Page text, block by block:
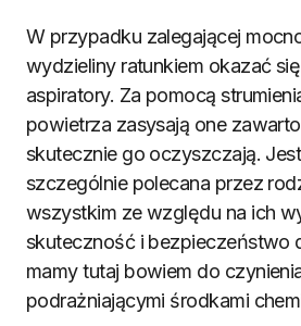
W przypadku zalegającej
wydzieliny ratunkiem okazać
aspiratory. Za pomocą
powietrza zasysają one
skutecznie go oczyszczają.
szczególnie polecana przez
wszystkim ze względu na ich
skuteczność i bezpieczeństwo
mamy tutaj bowiem do
podrażniającymi środkami